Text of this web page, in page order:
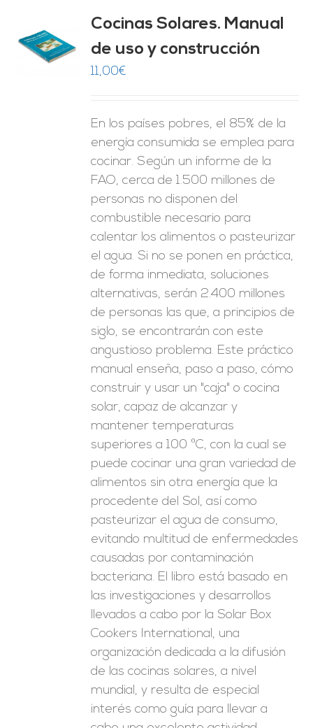
Cocinas Solares. Manual
de uso y construcción
11,00€
En los países pobres, el 85% de la
energía consumida se emplea para
cocinar. Según un informe de la
FAO, cerca de 1.500 millones de
personas no disponen del
combustible necesario para
calentar los alimentos o pasteurizar
el agua. Si no se ponen en práctica,
de forma inmediata, soluciones
alternativas, serán 2.400 millones
de personas las que, a principios de
siglo, se encontrarán con este
angustioso problema. Este práctico
manual enseña, paso a paso, cómo
construir y usar un "caja" o cocina
solar, capaz de alcanzar y
mantener temperaturas
superiores a 100 ºC, con la cual se
puede cocinar una gran variedad de
alimentos sin otra energía que la
procedente del Sol, así como
pasteurizar el agua de consumo,
evitando multitud de enfermedades
causadas por contaminación
bacteriana. El libro está basado en
las investigaciones y desarrollos
llevados a cabo por la Solar Box
Cookers International, una
organización dedicada a la difusión
de las cocinas solares, a nivel
mundial, y resulta de especial
interés como guía para llevar a